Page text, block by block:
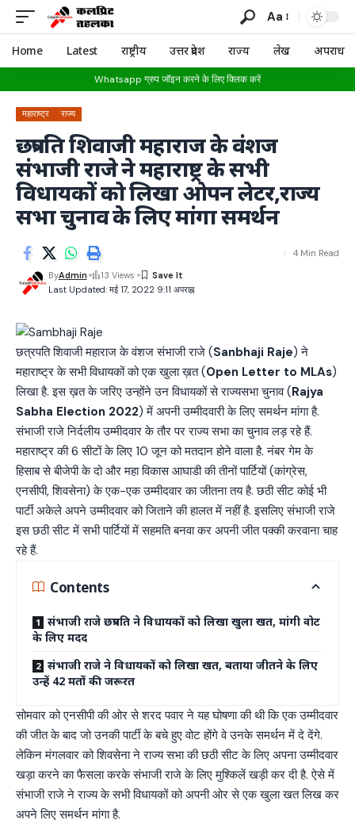
Aa
Home Latest राष्ट्रीय उत्तर प्रदेश राज्य लेख अपराध
Whatsapp ग्रुप जॉइन करने के लिए क्लिक करें
महाराष्ट्र राज्य
छत्रपति शिवाजी महाराज के वंशज
संभाजी राजे ने महाराष्ट्र के सभी
विधायकों को लिखा ओपन लेटर,राज्य
सभा चुनाव के लिए मांगा समर्थन
Last Updated: मई 17, 2022 9:11 अपराह्न
ByAdmin 13 Views
4 Min Read
छत्रपति शिवाजी महाराज के वंशज संभाजी राजे (Sanbhaji Raje) ने
महाराष्ट्र के सभी विधायकों को एक खुला ख़त (Open Letter to MLAs)
लिखा है. इस ख़त के जरिए उन्होंने उन विधायकों से राज्यसभा चुनाव (Rajya
Sabha Election 2022) में अपनी उम्मीदवारी के लिए समर्थन मांगा है.
संभाजी राजे निर्दलीय उम्मीदवार के तौर पर राज्य सभा का चुनाव लड़ रहे हैं.
महाराष्ट्र की 6 सीटों के लिए 10 जून को मतदान होने वाला है. नंबर गेम के
हिसाब से बीजेपी के दो और महा विकास आघाडी की तीनों पार्टियों (कांग्रेस,
एनसीपी, शिवसेना) के एक-एक उम्मीदवार का जीतना तय है. छठी सीट कोई भी
पार्टी अकेले अपने उम्मीदवार को जिताने की हालत में नहीं है. इसलिए संभाजी राजे
इस छठी सीट में सभी पार्टियों में सहमति बनवा कर अपनी जीत पक्की करवाना चाह
रहे हैं.
Contents
संभाजी राजे छत्रपति ने विधायकों को लिखा खुला खत, मांगी वोट
के लिए मदद
संभाजी राजे ने विधायकों को लिखा खत, बताया जीतने के लिए
उन्हें 42 मतों की जरूरत
सोमवार को एनसीपी की ओर से शरद पवार ने यह घोषणा की थी कि एक उम्मीदवार
की जीत के बाद जो उनकी पार्टी के बचे हुए वोट होंगे वे उनके समर्थन में दे देंगे.
लेकिन मंगलवार को शिवसेना ने राज्य सभा की छठी सीट के लिए अपना उम्मीदवार
खड़ा करने का फैसला करके संभाजी राजे के लिए मुश्किलें खड़ी कर दी है. ऐसे में
संभाजी राजे ने राज्य के सभी विधायकों को अपनी ओर से एक खुला खत लिख कर
अपने लिए समर्थन मांगा है.